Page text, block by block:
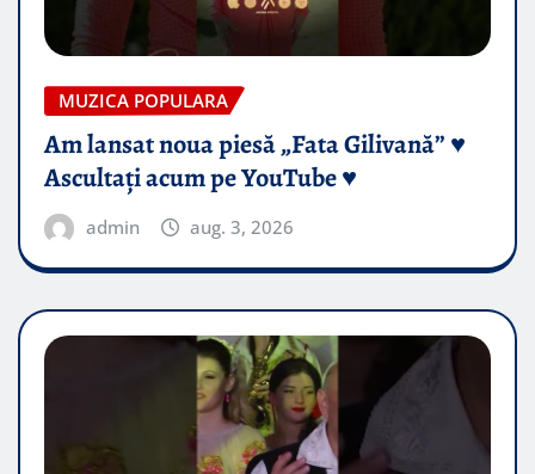
MUZICA POPULARA
Am lansat noua piesă „Fata Gilivană” ♥️
Ascultați acum pe YouTube ♥️
admin aug. 3, 2026